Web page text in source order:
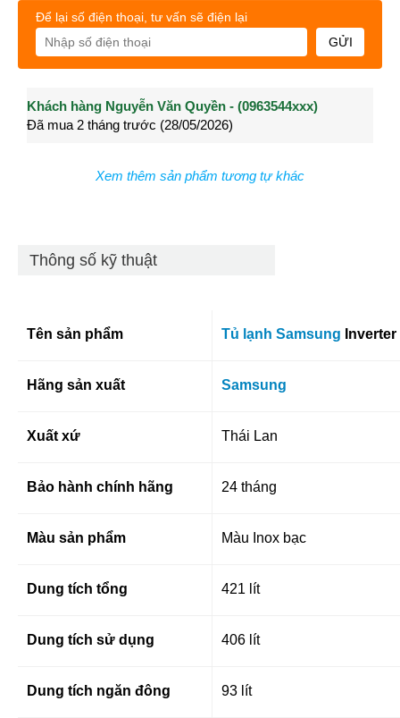
Để lại số điện thoại, tư vấn sẽ điện lại
GỬI
Khách hàng Nguyễn Văn Quyền - (0963544xxx)
Đã mua 2 tháng trước (28/05/2026)
Khách hàng Nguyễn Thành Long - (0902021xxx)
Đã mua 4 tháng trước (27/04/2026)
Xem thêm sản phẩm tương tự khác
Thông số kỹ thuật
Tên sản phẩm Tủ lạnh Samsung Inverter
Hãng sản xuất Samsung
Xuất xứ Thái Lan
Bảo hành chính hãng 24 tháng
Màu sản phẩm Màu Inox bạc
Dung tích tổng 421 lít
Dung tích sử dụng 406 lít
Dung tích ngăn đông 93 lít